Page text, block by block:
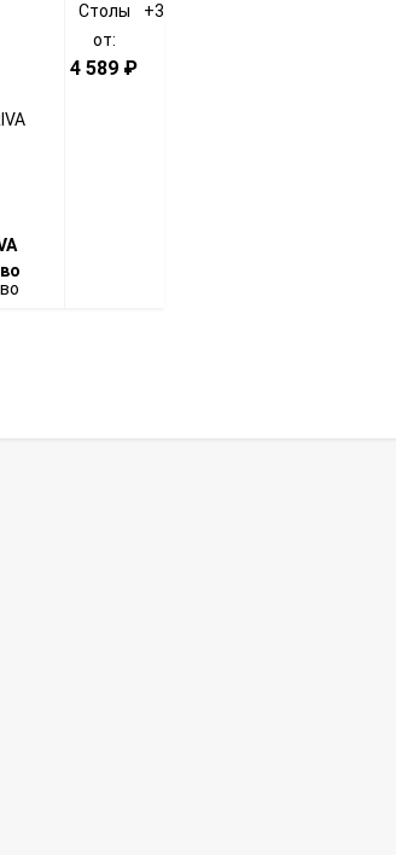
Столы
от:
4 589 ₽
+3